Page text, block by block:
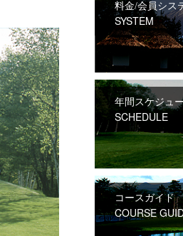
料金/会員シス
SYSTEM
年間スケジュ
SCHEDULE
コースガイド
COURSE